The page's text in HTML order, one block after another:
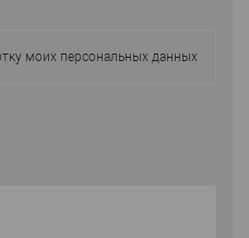
моих персональных данных